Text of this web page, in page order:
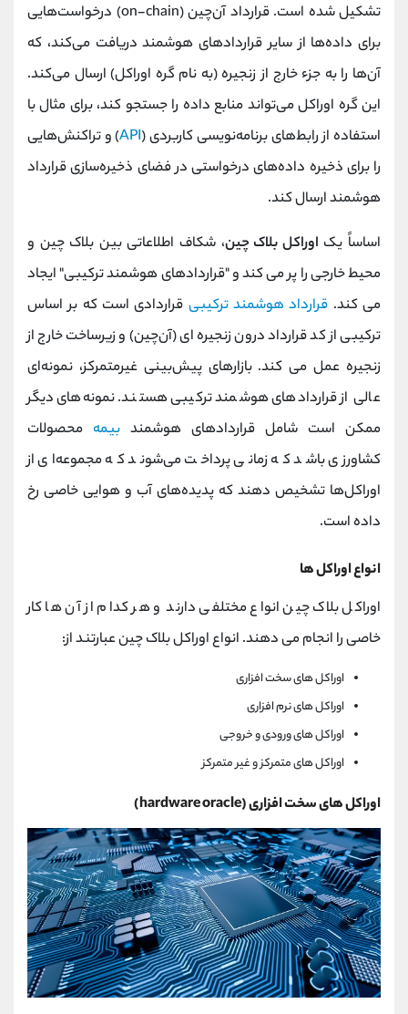
تشکیل شده است. قرارداد آن‌چین (on-chain) درخواست‌هایی
برای داده‌ها از سایر قراردادهای هوشمند دریافت می‌کند، که
آن‌ها را به جزء خارج از زنجیره (به نام گره اوراکل) ارسال می‌کند.
این گره اوراکل می‌تواند منابع داده را جستجو کند، برای مثال با
استفاده از رابط‌های برنامه‌نویسی کاربردی (API) و تراکنش‌هایی
را برای ذخیره داده‌های درخواستی در فضای ذخیره‌سازی قرارداد
هوشمند ارسال کند.
اساساً یک اوراکل بلاک چین، شکاف اطلاعاتی بین بلاک چین و
محیط خارجی را پر می کند و "قراردادهای هوشمند ترکیبی" ایجاد
می کند. قرارداد هوشمند ترکیبی قراردادی است که بر اساس
ترکیبی از کد قرارداد درون زنجیره ای (آن‌چین) و زیرساخت خارج از
زنجیره عمل می کند. بازارهای پیش‌بینی غیرمتمرکز، نمونه‌ای
عالی از قراردادهای هوشمند ترکیبی هستند. نمونه‌های دیگر
ممکن است شامل قراردادهای هوشمند بیمه محصولات
کشاورزی باشد که زمانی پرداخت می‌شوند که مجموعه‌ای از
اوراکل‌ها تشخیص دهند که پدیده‌های آب و هوایی خاصی رخ
داده است.
انواع اوراکل ها
اوراکل بلاک چین انواع مختلفی دارند و هر کدام از آن ها کار
خاصی را انجام می دهند. انواع اوراکل بلاک چین عبارتند از:
اوراکل های سخت افزاری
اوراکل های نرم افزاری
اوراکل های ورودی و خروجی
اوراکل های متمرکز و غیر متمرکز
اوراکل های سخت افزاری (hardware oracle)